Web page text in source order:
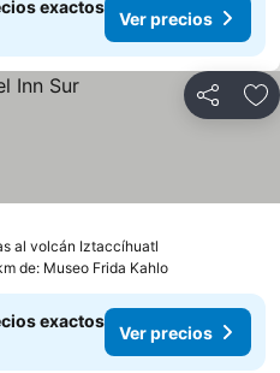
exactos
Ver precios
Compartir
al volcán Iztaccíhuatl
de: Museo Frida Kahlo
exactos
Ver precios